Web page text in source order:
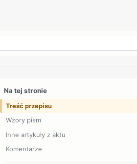
Na tej stronie
Treść przepisu
Wzory pism
Inne artykuły z aktu
Komentarze